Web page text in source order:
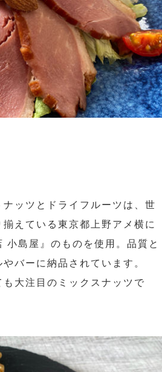
ッツとドライフルーツは、世
えている東京都上野アメ横に
小島屋』のものを使用。品質と
バーに納品されています。
大注目のミックスナッツで